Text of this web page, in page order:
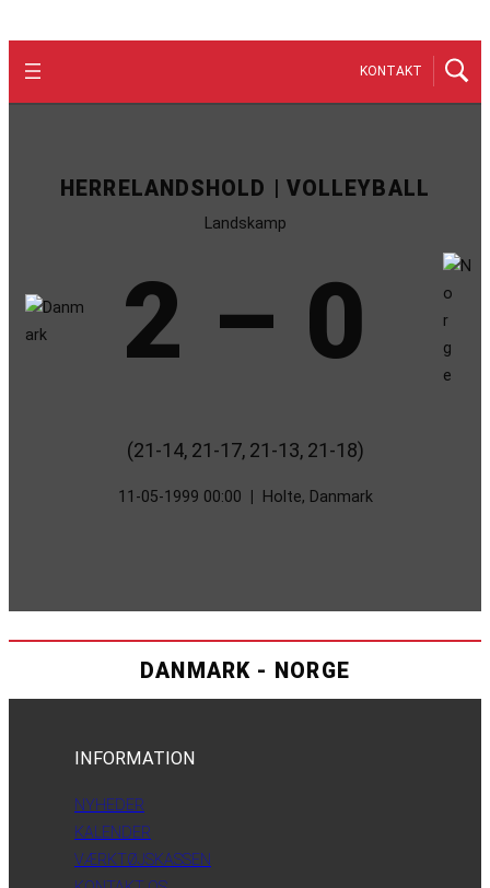
KONTAKT
HERRELANDSHOLD | VOLLEYBALL
Landskamp
2 – 0
(21-14, 21-17, 21-13, 21-18)
11-05-1999 00:00 Holte, Danmark
DANMARK - NORGE
INFORMATION
NYHEDER
KALENDER
VÆRKTØJSKASSEN